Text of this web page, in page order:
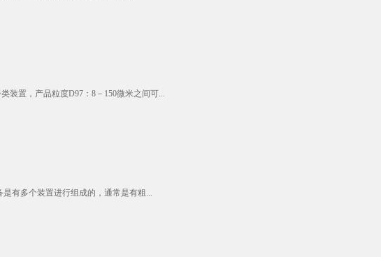
装置，产品粒度D97：8－150微米之间可...
有多个装置进行组成的，通常是有粗...